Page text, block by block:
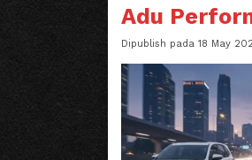
Adu
Dipublish pada 18 May